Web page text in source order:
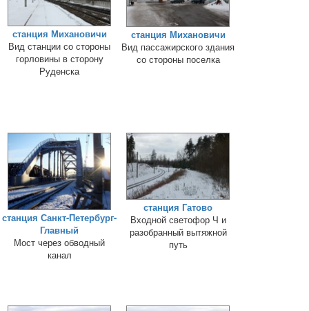
станция Михановичи
Вид станции со стороны
горловины в сторону
Руденска
станция Михановичи
Вид пассажирского здания
со стороны поселка
станция Санкт-Петербург-
Главный
Мост через обводный
канал
станция Гатово
Входной светофор Ч и
разобранный вытяжной
путь